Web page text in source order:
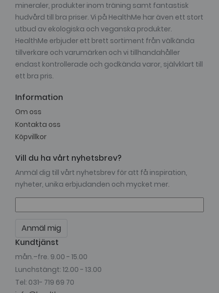
mineraler, produkter inom träning samt fantastisk
hudvård till bra priser. Vi på HealthMe har även ett stort
utbud av ekologiska och veganska produkter.
HealthMe erbjuder ett brett sortiment från välkända
tillverkare och varumärken och vi tillhandahåller
endast kontrollerade och godkända varor, självklart till
ett bra pris.
Information
Om oss
Kontakta oss
Köpvillkor
Vill du ha vårt nyhetsbrev?
Anmäl dig till vårt nyhetsbrev för att få inspiration,
nyheter, unika erbjudanden och mycket mer.
Anmäl mig
Kundtjänst
mån.–fre. 9.00 - 15.00
Lunchstängt: 12.00 - 13.00
Tel: 031- 719 69 70